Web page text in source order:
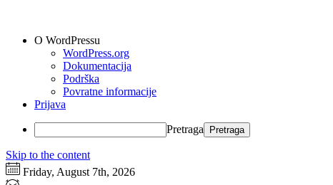
O WordPressu
WordPress.org
Dokumentacija
Podrška
Povratne informacije
Prijava
Pretraga
Skip to the content
Friday, August 7th, 2026